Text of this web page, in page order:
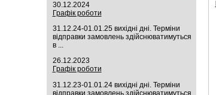
30.12.2024
Графік роботи
31.12.24-01.01.25 вихідні дні. Терміни
відправки замовлень здійснюватимуться
в ...
26.12.2023
Графік роботи
31.12.23-01.01.24 вихідні дні. Терміни
відправки замовлень здійснюватимуться